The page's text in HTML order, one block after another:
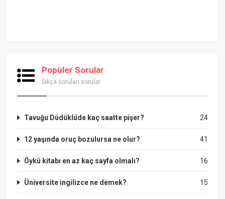
Popüler Sorular
Sıkça sorulan sorular
24
Tavuğu Düdüklüde kaç saatte pişer?
41
12 yaşında oruç bozulursa ne olur?
16
Öykü kitabı en az kaç sayfa olmalı?
15
Üniversite ingilizce ne demek?